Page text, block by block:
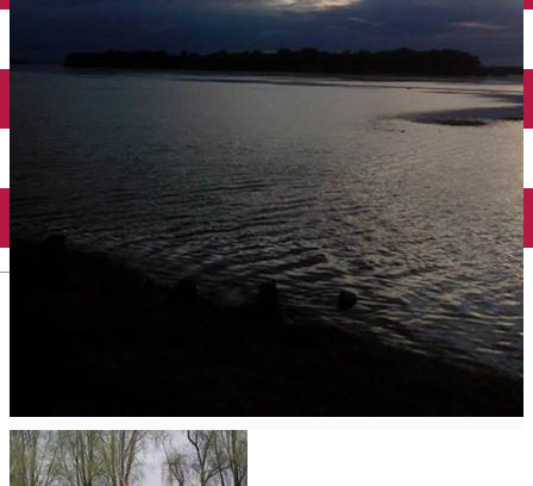
Închirieri auto
Taxi
Încărcare vehicule electrice